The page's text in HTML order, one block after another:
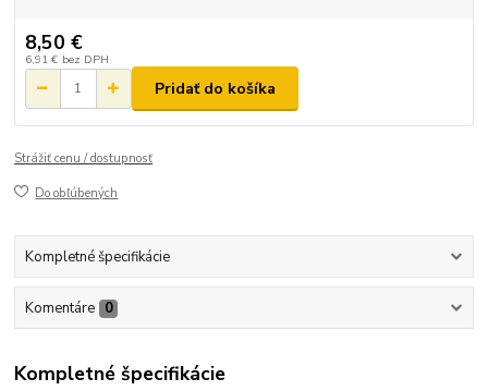
8,50 €
6,91 € bez DPH
Pridať do košíka
Strážiť cenu / dostupnosť
Do obľúbených
Kompletné špecifikácie
Komentáre 0
Kompletné špecifikácie